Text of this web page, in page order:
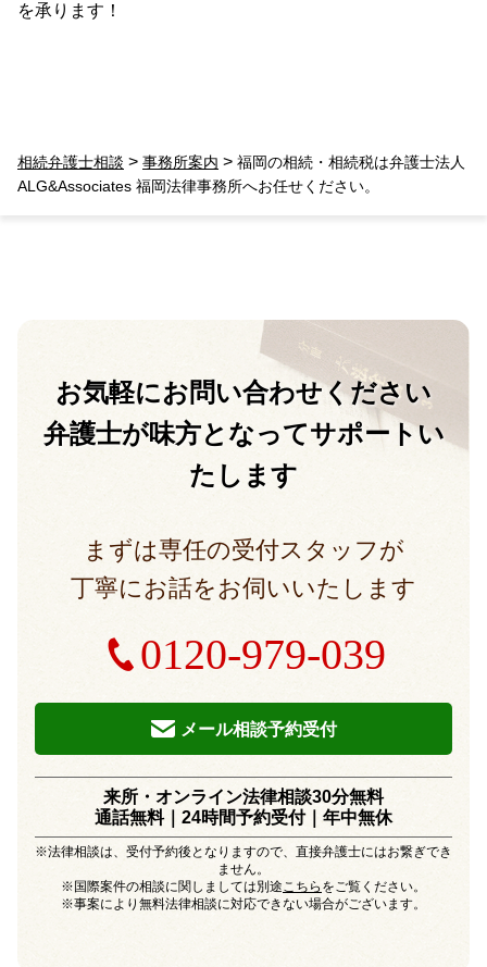
を承ります！
相続弁護士相談 > 事務所案内 > 福岡の相続・相続税は弁護士法人
ALG&Associates 福岡法律事務所へお任せください。
お気軽にお問い合わせください
弁護士が味方となってサポートい
たします
まずは専任の受付スタッフが
丁寧にお話をお伺いいたします
0120-979-039
メール相談予約受付
来所・オンライン法律相談30分無料
通話無料｜24時間予約受付｜年中無休
※法律相談は、受付予約後となりますので、直接弁護士にはお繋ぎでき
ません。
※国際案件の相談に関しましては別途こちら をご覧ください。
※事案により無料法律相談に対応できない場合がございます。